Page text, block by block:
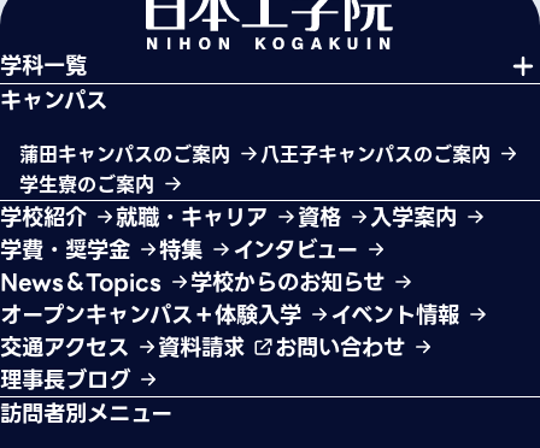
学科一覧
キャンパス
蒲田キャンパスのご案内
八王子キャンパスのご案内
学生寮のご案内
学校紹介 就職・キャリア 資格
入学案内
学費・奨学金
特集
インタビュー
News＆Topics
学校からのお知らせ
オープンキャンパス＋体験入学
イベント情報
交通アクセス
資料請求
お問い合わせ
理事長ブログ
訪問者別メニュー